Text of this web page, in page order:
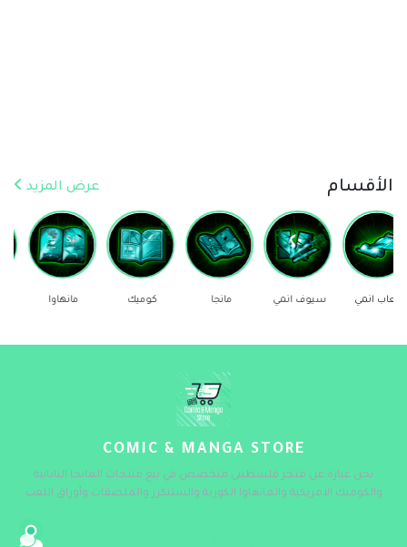
الأقسام عرض المزيد
سيوف انمي مانجا كوميك مانهاوا ستيكرز
COMIC & MANGA STORE
نحن عبارة عن متجر فلسطيني متخصص في بيع منتجات المانجا اليابانية
والكوميك الامريكية والمانهاوا الكورية والستيكرز والملصقات وأوراق اللعب